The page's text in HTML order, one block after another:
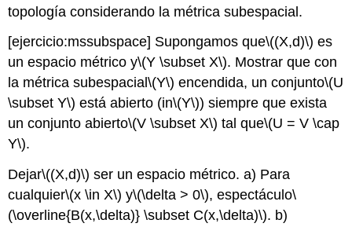
topología considerando la métrica subespacial.
[ejercicio:mssubspace] Supongamos que\((X,d)\) es
un espacio métrico y\(Y \subset X\). Mostrar que con
la métrica subespacial\(Y\) encendida, un conjunto\(U
\subset Y\) está abierto (in\(Y\)) siempre que exista
un conjunto abierto\(V \subset X\) tal que\(U = V \cap
Y\).
Dejar\((X,d)\) ser un espacio métrico. a) Para
cualquier\(x \in X\) y\(\delta > 0\), espectáculo\
(\overline{B(x,\delta)} \subset C(x,\delta)\). b)